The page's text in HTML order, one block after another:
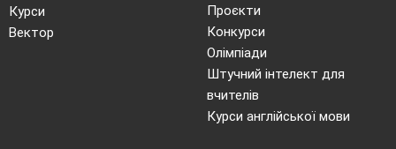
Курси
Вектор
Проєкти
Конкурси
Олімпіади
Штучний інтелект для
вчителів
Курси англійської мови